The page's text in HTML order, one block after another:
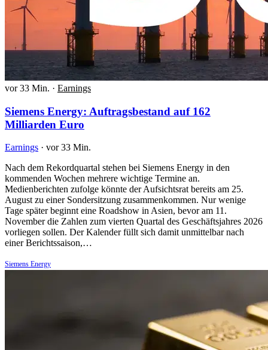
vor 33 Min. · Earnings
Siemens Energy: Auftragsbestand auf 162
Milliarden Euro
Earnings · vor 33 Min.
Nach dem Rekordquartal stehen bei Siemens Energy in den
kommenden Wochen mehrere wichtige Termine an.
Medienberichten zufolge könnte der Aufsichtsrat bereits am 25.
August zu einer Sondersitzung zusammenkommen. Nur wenige
Tage später beginnt eine Roadshow in Asien, bevor am 11.
November die Zahlen zum vierten Quartal des Geschäftsjahres 2026
vorliegen sollen. Der Kalender füllt sich damit unmittelbar nach
einer Berichtssaison,…
Siemens Energy